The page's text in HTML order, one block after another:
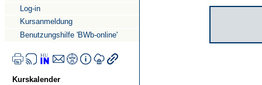
Log-in
Kursanmeldung
Benutzungshilfe 'BWb-online'
Kurskalender